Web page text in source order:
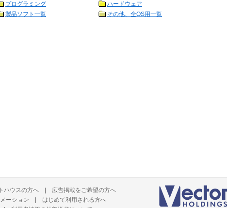
プログラミング
ハードウェア
製品ソフト一覧 その他、全OS用一覧
ハウスの方へ | 広告掲載をご希望の方へ
ーション | はじめて利用される方へ